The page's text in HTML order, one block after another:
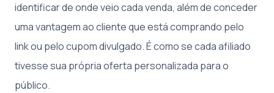
identificar de onde veio cada venda, além de conceder
uma vantagem ao cliente que está comprando pelo
link ou pelo cupom divulgado. É como se cada afiliado
tivesse sua própria oferta personalizada para o
público.